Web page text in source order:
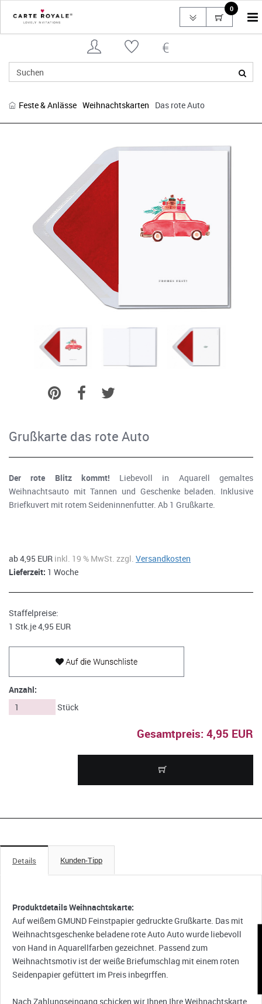
0
Feste & Anlässe Weihnachtskarten Das rote Auto
Grußkarte das rote Auto
Der rote Blitz kommt! Liebevoll in Aquarell gemaltes
Weihnachtsauto mit Tannen und Geschenke beladen. Inklusive
Briefkuvert mit rotem Seideninnenfutter. Ab 1 Grußkarte.
ab 4,95 EUR inkl. 19 % MwSt. zzgl. Versandkosten
Lieferzeit: 1 Woche
Staffelpreise:
1 Stk.je 4,95 EUR
Anzahl:
Stück
Gesamtpreis: 4,95 EUR
Details Kunden-Tipp
Produktdetails Weihnachtskarte:
Auf weißem GMUND Feinstpapier gedruckte Grußkarte. Das mit
Weihnachtsgeschenke beladene rote Auto Auto wurde liebevoll
von Hand in Aquarellfarben gezeichnet. Passend zum
Weihnachtsmotiv ist der weiße Briefumschlag mit einem roten
Seidenpapier gefüttert im Preis inbegrffen.
Nach Zahlungseingang schicken wir Ihnen Ihre Weihnachtskarte